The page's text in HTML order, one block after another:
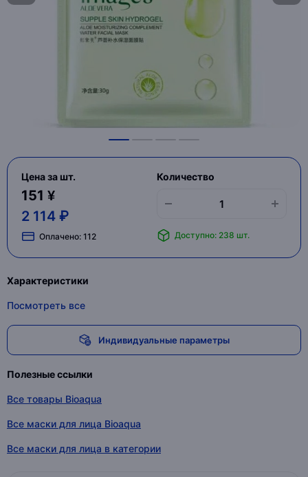
Цена за шт.
151 ¥
2 114 ₽
Оплачено: 112
Количество
Доступно: 238 шт.
Характеристики
Посмотреть все
Индивидуальные параметры
Полезные ссылки
Все товары Bioaqua
Все маски для лица Bioaqua
Все маски для лица в категории